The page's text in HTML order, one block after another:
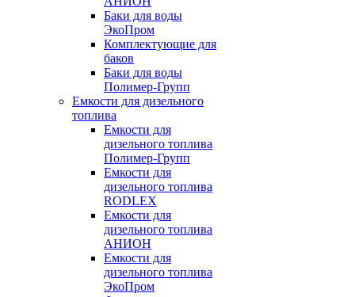
Баки для воды
ЭкоПром
Комплектующие для
баков
Баки для воды
Полимер-Групп
Емкости для дизельного
топлива
Емкости для
дизельного топлива
Полимер-Групп
Емкости для
дизельного топлива
RODLEX
Емкости для
дизельного топлива
АНИОН
Емкости для
дизельного топлива
ЭкоПром